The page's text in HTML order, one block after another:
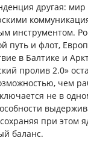
другая: мир
инструментом.
путь и флот,
в Балтике и
пролив 2.0»
чем
не в
при этом
баланс.